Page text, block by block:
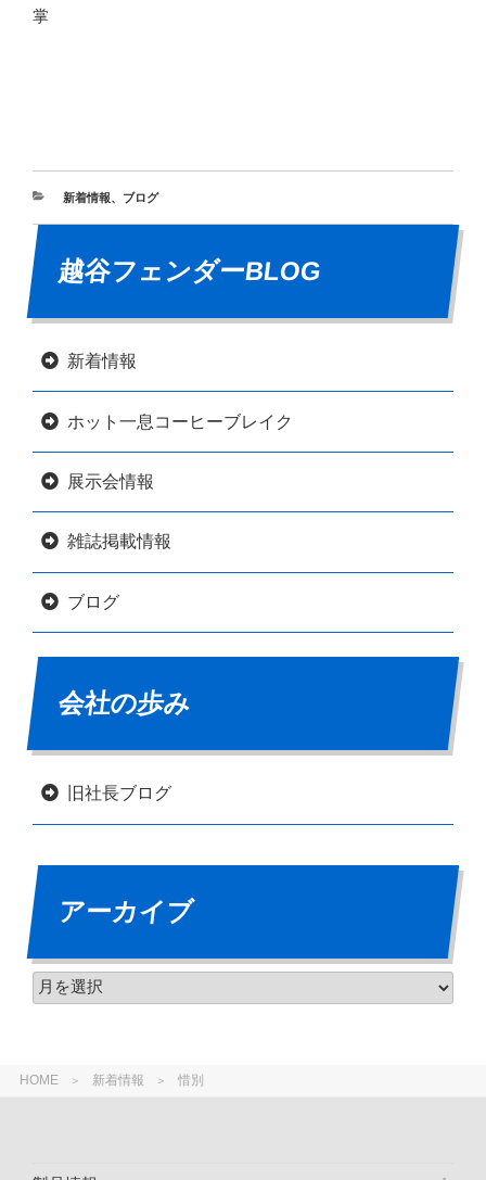
HOME 新着情報 惜別
掌
新着情報、 ブログ
越谷フェンダーBLOG
新着情報
ホット一息コーヒーブレイク
展示会情報
雑誌掲載情報
ブログ
会社の歩み
旧社長ブログ
アーカイブ